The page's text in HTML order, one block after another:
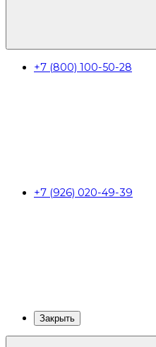
+7 (800) 100-50-28
+7 (926) 020-49-39
Закрыть